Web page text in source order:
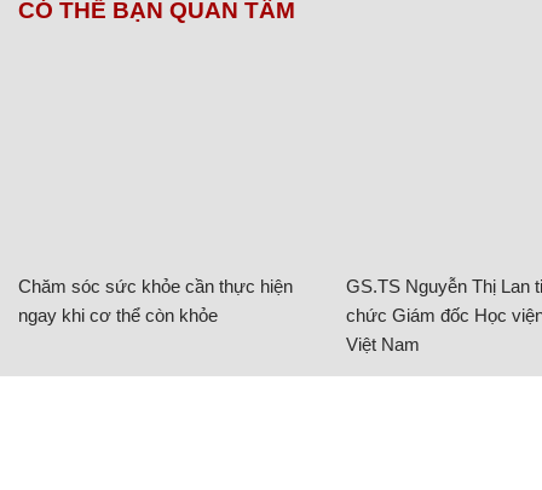
CÓ THỂ BẠN QUAN TÂM
Chăm sóc sức khỏe cần thực hiện
ngay khi cơ thể còn khỏe
GS.TS Nguyễn Thị Lan
chức Giám đốc Học
Việt Nam